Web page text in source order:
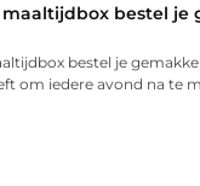
bestel je
bestel je
om iedere avond na te